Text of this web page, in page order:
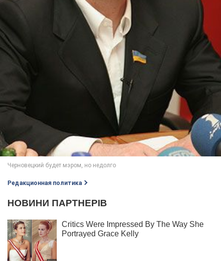
Редакционная политика